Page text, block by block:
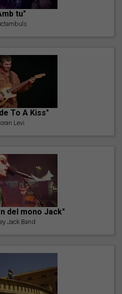
tu"
To A Kiss"
Levi
del mono Jack"
Jack Band